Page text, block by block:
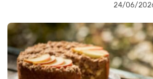
24/06/